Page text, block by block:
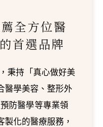
全方位醫
首選品牌
秉持「真心做好美
醫學美容、整形外
防醫學等專業領
化的醫療服務，